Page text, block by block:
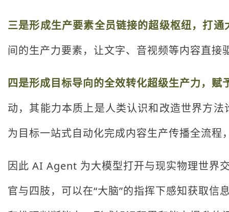
三是形成生产要素全员链接的超级枢纽，打
间的生产力要素，让文字、音视频等内容直
四是形成目标导向的全效转化超级生产力，赋
动，其能力本质上是人类认识和改造世界方
为目标一站式自动化完成内容生产传播全流程
因此 AI Agent 为大模型打开与现实物理世界
官与四肢，可以在“大脑”的指挥下感知获取信